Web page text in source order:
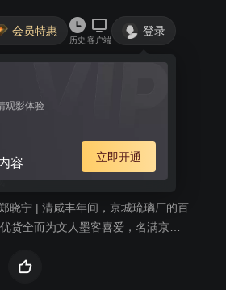
会员特惠
历史 客户端
登录
观影体验
容 立即开通
晓宁 | 清咸丰年间，京城琉璃厂的百
货全而为文人墨客喜爱，名满京
其性命。郑将军以怀素和尚的《西